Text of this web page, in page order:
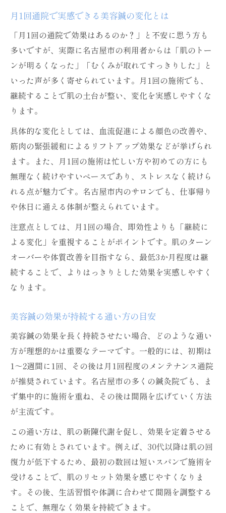
月1回通院で実感できる美容鍼の変化とは
「月1回の通院で効果はあるのか？」と不安に思う方も
多いですが、実際に名古屋市の利用者からは「肌のトー
ンが明るくなった」「むくみが取れてすっきりした」と
いった声が多く寄せられています。月1回の施術でも、
継続することで肌の土台が整い、変化を実感しやすくな
ります。
具体的な変化としては、血流促進による顔色の改善や、
筋肉の緊張緩和によるリフトアップ効果などが挙げられ
ます。また、月1回の施術は忙しい方や初めての方にも
無理なく続けやすいペースであり、ストレスなく続けら
れる点が魅力です。名古屋市内のサロンでも、仕事帰り
や休日に通える体制が整えられています。
注意点としては、月1回の場合、即効性よりも「継続に
よる変化」を重視することがポイントです。肌のターン
オーバーや体質改善を目指すなら、最低3か月程度は継
続することで、よりはっきりとした効果を実感しやすく
なります。
美容鍼の効果が持続する通い方の目安
美容鍼の効果を長く持続させたい場合、どのような通い
方が理想的かは重要なテーマです。一般的には、初期は
1～2週間に1回、その後は月1回程度のメンテナンス通院
が推奨されています。名古屋市の多くの鍼灸院でも、ま
ず集中的に施術を重ね、その後は間隔を広げていく方法
が主流です。
この通い方は、肌の新陳代謝を促し、効果を定着させる
ために有効とされています。例えば、30代以降は肌の回
復力が低下するため、最初の数回は短いスパンで施術を
受けることで、肌のリセット効果を感じやすくなりま
す。その後、生活習慣や体調に合わせて間隔を調整する
ことで、無理なく効果を持続できます。